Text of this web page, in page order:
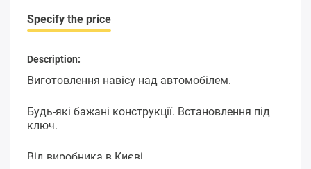
Specify the price
Description:
Виготовлення навісу над автомобілем.
Будь-які бажані конструкції. Встановлення під
ключ.
Від виробника в Києві.